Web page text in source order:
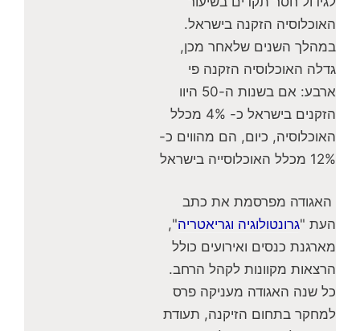
האוכלוסיה הזקנה בישראל.
במהלך השנים שלאחר מכן,
גדלה האוכלוסיה הזקנה פי
ארבע: אם בשנות ה-50 היוו
הזקנים בישראל כ- 4% מכלל
האוכלוסיה, כיום, הם מהווים כ-
12% מכלל האוכלוסייה בישראל
האגודה מפרסמת את כתב
העת "גרונטולוגיה וגריאטריה",
מארגנת כנסים ואירועים כולל
הרצאות מקוונות לקהל הרחב.
כל שנה האגודה מעניקה פרס
למחקר בתחום הזיקנה, תעודת